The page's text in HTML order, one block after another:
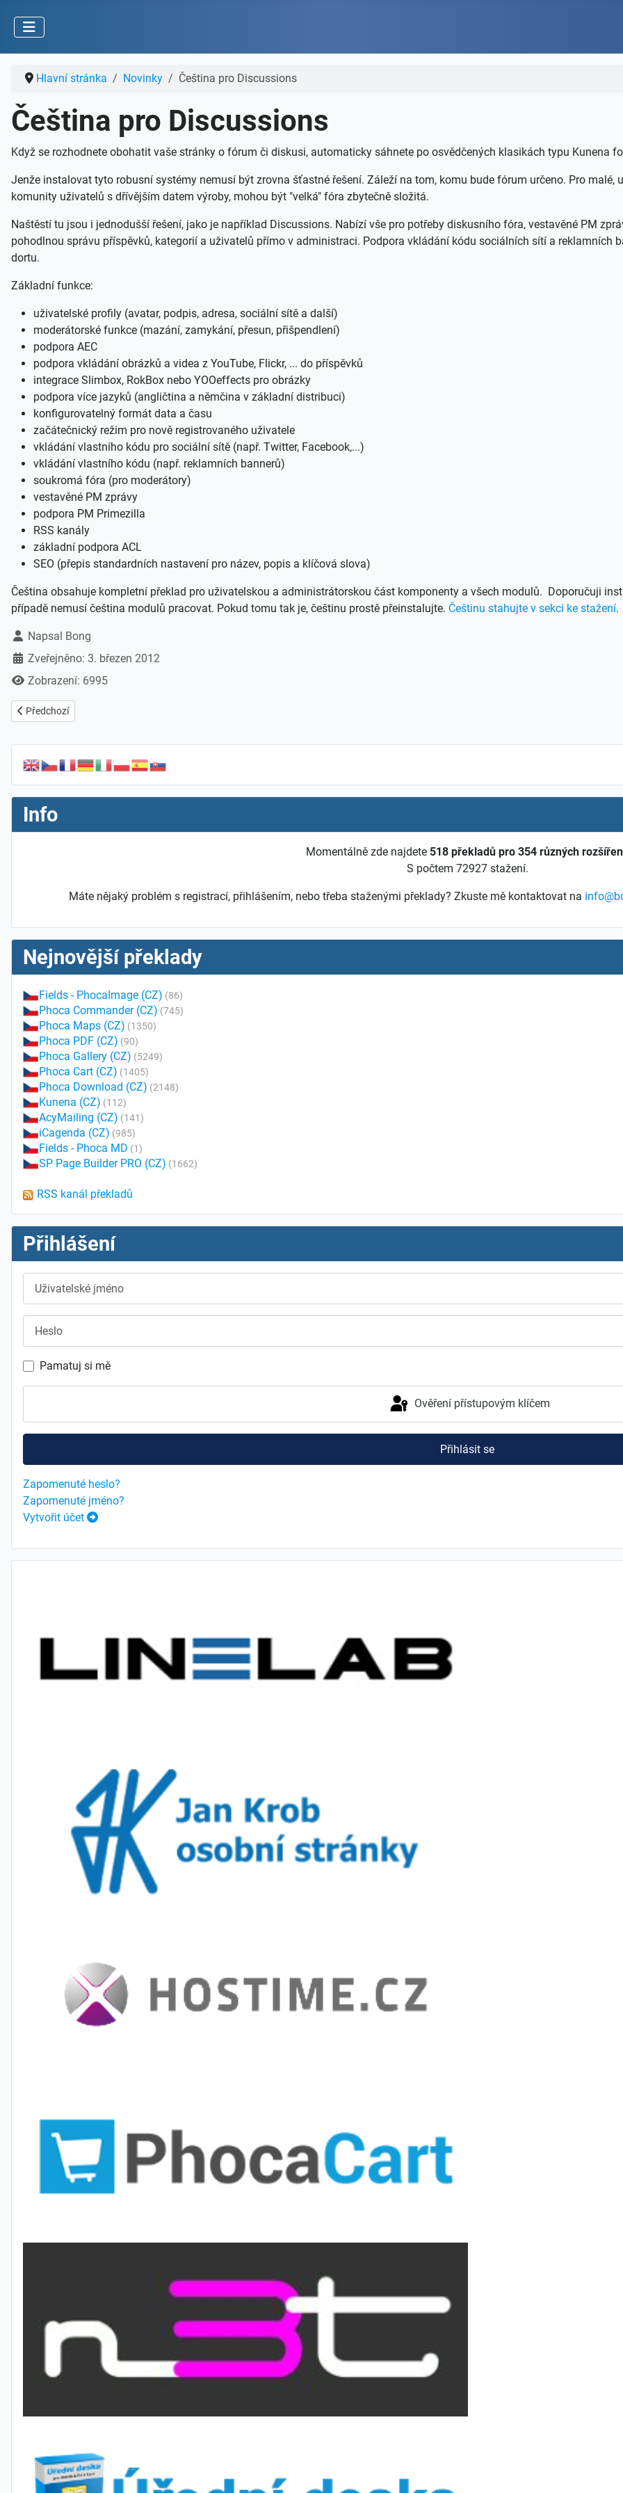
Hlavní stránka Novinky Čeština pro Discussions
Čeština pro Discussions
Když se rozhodnete obohatit vaše stránky o fórum či diskusi, automaticky sáhnete po osvědčených klasikách typu Kunena
Jenže instalovat tyto robusní systémy nemusí být zrovna šťastné řešení. Záleží na tom, komu bude fórum určeno. Pro malé,
komunity uživatelů s dřívějším datem výroby, mohou být "velká" fóra zbytečně složitá.
Naštěstí tu jsou i jednodušší řešení, jako je například Discussions. Nabízí vše pro potřeby diskusního fóra, vestavěné PM
pohodlnou správu příspěvků, kategorií a uživatelů přímo v administraci. Podpora vkládání kódu sociálních sítí a reklamních
dortu.
Základní funkce:
uživatelské profily (avatar, podpis, adresa, sociální sítě a další)
moderátorské funkce (mazání, zamykání, přesun, přišpendlení)
podpora AEC
podpora vkládání obrázků a videa z YouTube, Flickr, ... do příspěvků
integrace Slimbox, RokBox nebo YOOeffects pro obrázky
podpora více jazyků (angličtina a němčina v základní distribuci)
konfigurovatelný formát data a času
začátečnický režim pro nově registrovaného uživatele
vkládání vlastního kódu pro sociální sítě (např. Twitter, Facebook,...)
vkládání vlastního kódu (např. reklamních bannerů)
soukromá fóra (pro moderátory)
vestavěné PM zprávy
podpora PM Primezilla
RSS kanály
základní podpora ACL
SEO (přepis standardních nastavení pro název, popis a klíčová slova)
Čeština obsahuje kompletní překlad pro uživatelskou a administrátorskou část komponenty a všech modulů. Doporučuji
případě nemusí čeština modulů pracovat. Pokud tomu tak je, češtinu prostě přeinstalujte. Češtinu stahujte v sekci ke stažení.
Základní údaje
Napsal Bong
Zveřejněno: 3. březen 2012
Zobrazení: 6995
Předchozí článek: Komentáře sliComments česky
Předchozí
Info
Momentálně zde najdete 518 překladů pro 354 různých
S počtem 72927 stažení.
Máte nějaký problém s registrací, přihlášením, nebo třeba staženými překlady? Zkuste mě kontaktovat na
Nejnovější překlady
Fields - PhocaImage (CZ) (86)
Phoca Commander (CZ) (745)
Phoca Maps (CZ) (1350)
Phoca PDF (CZ) (90)
Phoca Gallery (CZ) (5249)
Phoca Cart (CZ) (1405)
Phoca Download (CZ) (2148)
Kunena (CZ) (112)
AcyMailing (CZ) (141)
iCagenda (CZ) (985)
Fields - Phoca MD (1)
SP Page Builder PRO (CZ) (1662)
RSS kanál překladů
Přihlášení
Pamatuj si mě
Ověření přístupovým klíčem
Přihlásit se
Zapomenuté heslo?
Zapomenuté jméno?
Vytvořit účet